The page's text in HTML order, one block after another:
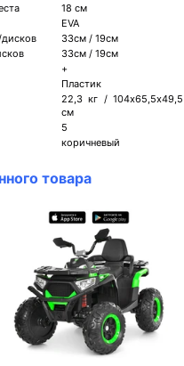
18 см
EVA
33см / 19см
33см / 19см
+
Пластик
22,3 кг / 104х65,5х49,5
см
5
коричневый
товара